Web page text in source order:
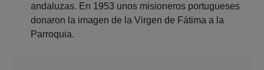
andaluzas. En 1953 unos misioneros portugueses
donaron la imagen de la Virgen de Fátima a la
Parroquia.